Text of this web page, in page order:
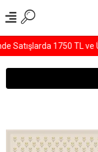
1750 TL ve